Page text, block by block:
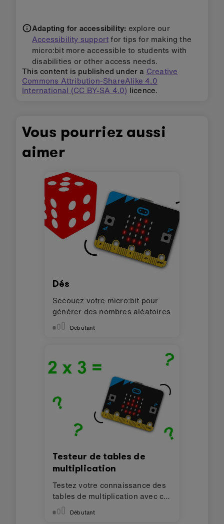
Adapting for accessibility: explore our
Accessibility supportfor tips for making the
micro:bit more accessible to students with
disabilities or other access needs.
This content is published under a Creative
Commons Attribution-ShareAlike 4.0
International (CC BY-SA 4.0) licence.
Vous pourriez aussi
aimer
Dés
Secouez votre micro:bit pour
générer des nombres aléatoires
Débutant
Testeur de tables de
multiplication
Testez votre connaissance des
tables de multiplication avec ce
projet.Débutant